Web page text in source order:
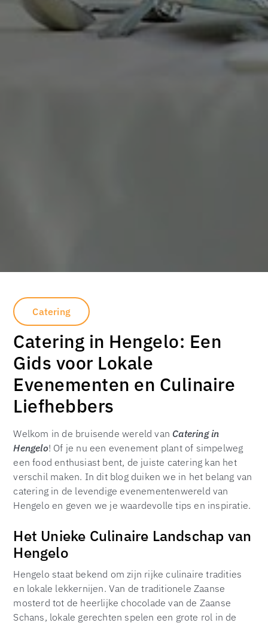
Catering
Catering in Hengelo: Een
Gids voor Lokale
Evenementen en Culinaire
Liefhebbers
Welkom in de bruisende wereld van Catering in
Hengelo! Of je nu een evenement plant of simpelweg
een food enthusiast bent, de juiste catering kan het
verschil maken. In dit blog duiken we in het belang van
catering in de levendige evenementenwereld van
Hengelo en geven we je waardevolle tips en inspiratie.
Het Unieke Culinaire Landschap van
Hengelo
Hengelo staat bekend om zijn rijke culinaire tradities
en lokale lekkernijen. Van de traditionele Zaanse
mosterd tot de heerlijke chocolade van de Zaanse
Schans, lokale gerechten spelen een grote rol in de